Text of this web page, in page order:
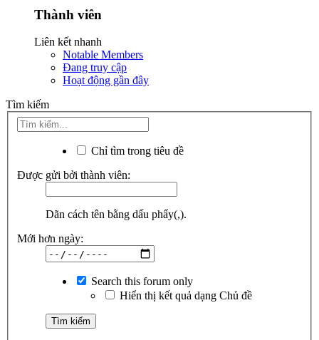
Thành viên
Liên kết nhanh
Notable Members
Đang truy cập
Hoạt động gần đây
Tìm kiếm
Chỉ tìm trong tiêu đề
Được gửi bởi thành viên:
Dãn cách tên bằng dấu phẩy(,).
Mới hơn ngày:
Search this forum only
Hiển thị kết quả dạng Chủ đề